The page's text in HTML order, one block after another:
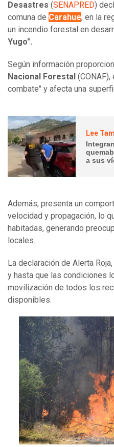
Desastres (SENAPRED)
comuna de Carahue, en la
un incendio forestal en
Yugo".
Según información
Nacional Forestal
combate" y afecta una
Lee
a sus
Además, presenta un
velocidad y propagación, lo
habitadas, generando
locales.
La declaración de Alerta
y hasta que las condiciones
movilización de todos los
disponibles.